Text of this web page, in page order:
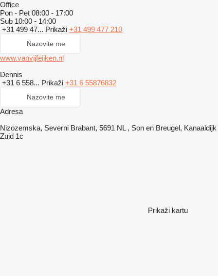
Office
Pon - Pet 08:00 - 17:00
Sub 10:00 - 14:00
+31 499 47... Prikaži +31 499 477 210
Nazovite me
www.vanvijfeijken.nl
Dennis
+31 6 558... Prikaži +31 6 55876832
Nazovite me
Adresa
Nizozemska, Severni Brabant, 5691 NL , Son en Breugel, Kanaaldijk
Zuid 1c
Prikaži kartu